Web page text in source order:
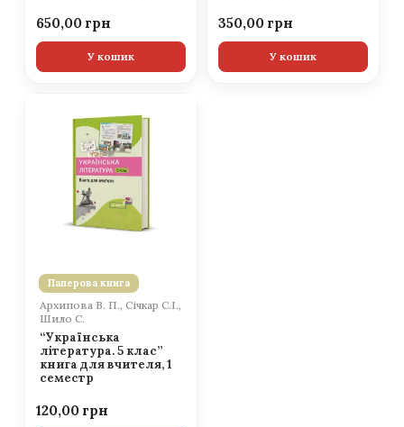
650,00
У кошик
350,00
У кошик
Паперова книга
Архипова В. П., Січкар С.І.,
Шило С.
“Українська
література. 5 клас”
книга для вчителя, 1
семестр
120,00